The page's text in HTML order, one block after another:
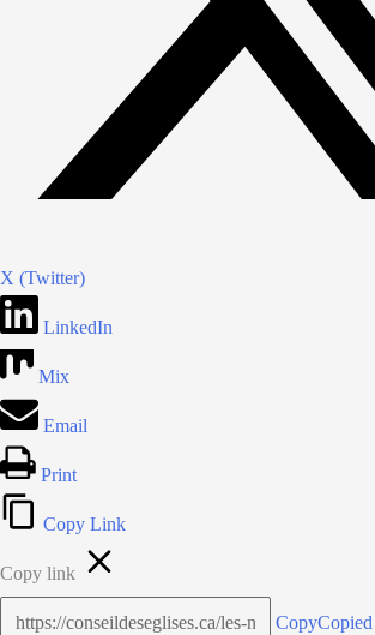
X (Twitter)
LinkedIn
Mix
Email
Print
Copy Link
Copy link
CopyCopied